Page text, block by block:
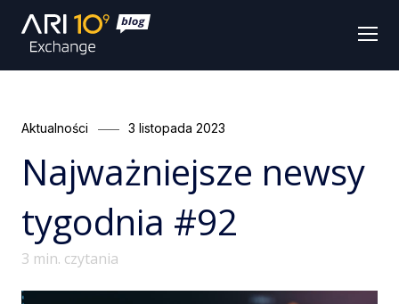
Categories
Aktualności
Posted
3 listopada 2023
Najważniejsze newsy
tygodnia #92
3 min. czytania